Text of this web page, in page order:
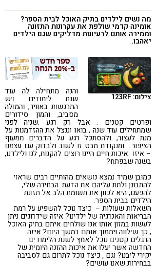
ילדים
תזונה וספורט
הפרעות קשב & ריכוז
אכילה רגשית
קורונה
טבעונות
מה נשים לילדים בתיק האוכל לבית הספר?
אומינה קדמי שולפת את עקרונות התזונה
וממירה אותם לרעיונות מדליקים שגם הילדים
יאהבו.
צילום: 123RF
והנה מתחילה לה עוד
שנת לימודים ויש
התרגשות באוויר, והמולה
מסביב, והמון סידורים
ופרטים קטנים . אבל רק רגע .שניה לפני
שמתחילים עוד שנה , בואו וננצל את ההזדמנות על
מנת לעצור, ולהסתכל רגע על הדברים ממעוף
הציפור… ומנקודת מבט זו לשוב ולבדוק עם עצמנו
– איזו איכות חיים היינו רוצים להקנות, לנו ולילדנו,
בשנה שבפתח?
כמובן שמיד נמצא נושאים מהותיים רבים שראוי
להתבונן ולתת עליהם את הדעת. הבחירה שלי,
להפעם, היא לכוון את תשומת הלב אל תזונת
הילדים בבית הספר.
השאלות שעולות – כיצד נוכל להשפיע על רמת
הבריאות והאנרגיה של ילדינו? איזה שידרוגים ניתן
לעשות במזון אותו אנו שולחים איתם בתיק האוכל
, כך שילווה ויתמוך אותם במשך היום? איזה
הרגלים קטנים נוכל לאמץ לשנת הלימודים
החדשה אשר יעלו את איכות ההזנה היומית של
יקירי ליבנו? וגם , כיצד נוכל לתרום גם לסביבה
בבחירות שאנו עושים?